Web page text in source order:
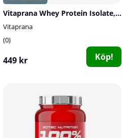
Vitaprana Whey Protein Isolate, Grass Fed, 750 g
Vitaprana
0
449 kr Köp!